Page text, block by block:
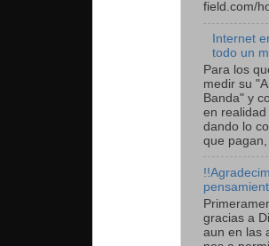
field.com/
Internet
todo un
Para los
medir su
Banda" y
en realidad
dando lo
que
gracias a
aun en las